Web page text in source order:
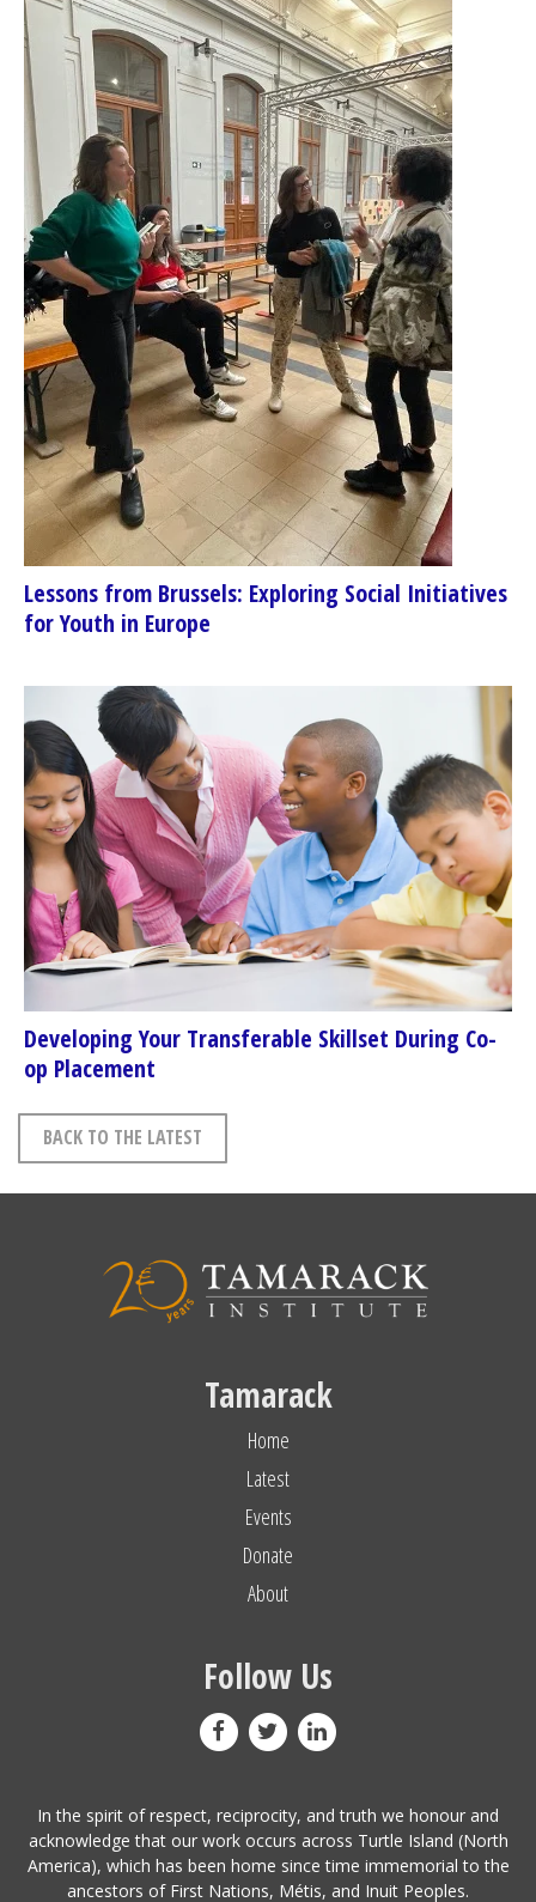
Lessons from Brussels: Exploring Social Initiatives
for Youth in Europe
Developing Your Transferable Skillset During Co-
op Placement
BACK TO THE LATEST
Tamarack
Home
Latest
Events
Donate
About
Follow Us
In the spirit of respect, reciprocity, and truth we honour and
acknowledge that our work occurs across Turtle Island (North
America), which has been home since time immemorial to the
ancestors of First Nations, Métis, and Inuit Peoples.